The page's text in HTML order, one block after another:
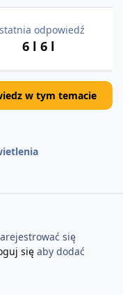
odpowiedź
6 l 6 l
w tym temacie
się
sięaby dodać